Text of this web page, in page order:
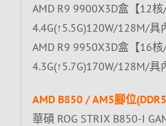
AMD R9 9900X3D盒【12核/
4.4G(↑5.5G)120W/128M/具
AMD R9 9950X3D盒【16核/
4.3G(↑5.7G)170W/128M/具
AMD B850 / AM5腳位
華碩 ROG STRIX B850-I